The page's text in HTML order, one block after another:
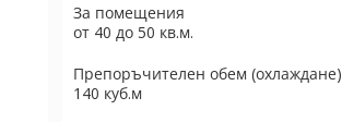
За помещения
от 40 до 50 кв.м.
Препоръчителен обем (охлаждане)
140 куб.м